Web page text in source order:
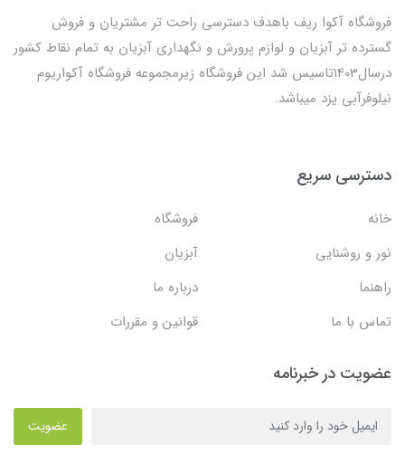
فروشگاه آکوا ریف باهدف دسترسی راحت تر مشتریان و فروش
گسترده تر آبزیان و لوازم پرورش و نگهداری آبزیان به تمام نقاط کشور
درسال1403تاسیس شد این فروشگاه زیرمجموعه فروشگاه آکواریوم
نیلوفرآبی یزد میباشد.
دسترسی سریع
خانه
فروشگاه
نور و روشنایی
آبزیان
راهنما
درباره ما
تماس با ما
قوانین و مقررات
عضویت در خبرنامه
عضویت